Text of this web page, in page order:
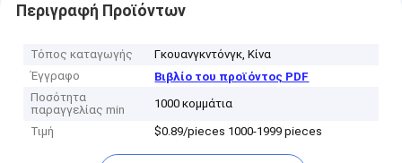
Περιγραφή Προϊόντων
Τόπος καταγωγής
Γκουανγκντόνγκ, Κίνα
Έγγραφο
Βιβλίο του προϊόντος PDF
Ποσότητα
παραγγελίας min
1000 κομμάτια
Τιμή $0.89/pieces 1000-1999 pieces